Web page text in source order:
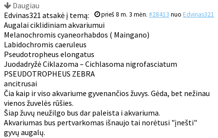
Daugiau
prieš 8 m. 3 mėn. #28413 nuo Edvinas321
Edvinas321 atsakė į temą:
Augalai ciklidiniam akvariumui
Melanochromis cyaneorhabdos ( Maingano)
Labidochromis caeruleus
Pseudotropheus elongatus
Juodadryžė Ciklazoma – Cichlasoma nigrofasciatum
PSEUDOTROPHEUS ZEBRA
ancitrusai
Čia kaip ir viso akvariume gyvenančios žuvys. Gėda, bet nežinau
vienos žuvelės rūšies.
Šiap žuvų neužilgo bus dar paleista i akvariuma.
Akvariumas bus pertvarkomas išnaujo tai norėtusi "įnešti"
gyvų augalų.